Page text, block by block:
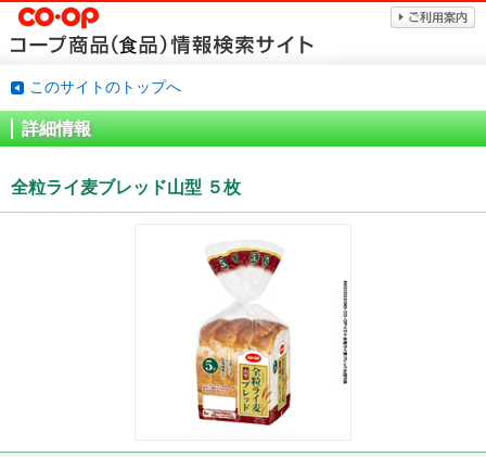
このサイトのトップへ
詳細情報
全粒ライ麦ブレッド山型 ５枚